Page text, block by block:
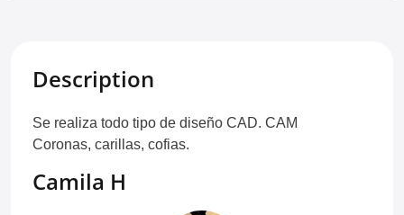
Description
Se realiza todo tipo de diseño CAD. CAM
Coronas, carillas, cofias.
Camila H